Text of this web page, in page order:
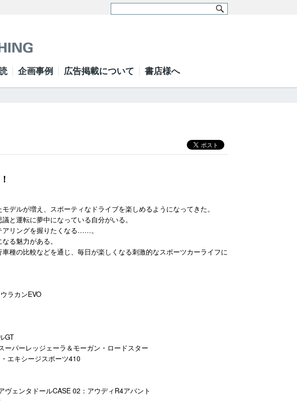
企画事例 広告掲載について 書店様へ
デルが増え、スポーティなドライブを楽しめるようになってきた。
と運転に夢中になっている自分がいる。
リングを握りたくなる……。
る魅力がある。
種の比較などを通じ、毎日が楽しくなる刺激的なスポーツカーライフに
ラカンEVO
GT
ーパーレッジェーラ＆モーガン・ロードスター
エキシージスポーツ410
ェンタドールCASE 02：アウディR4アバント